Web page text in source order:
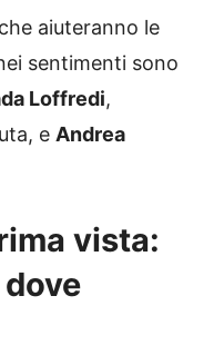
aiuteranno le
sentimenti sono
Loffredi,
e Andrea
vista: